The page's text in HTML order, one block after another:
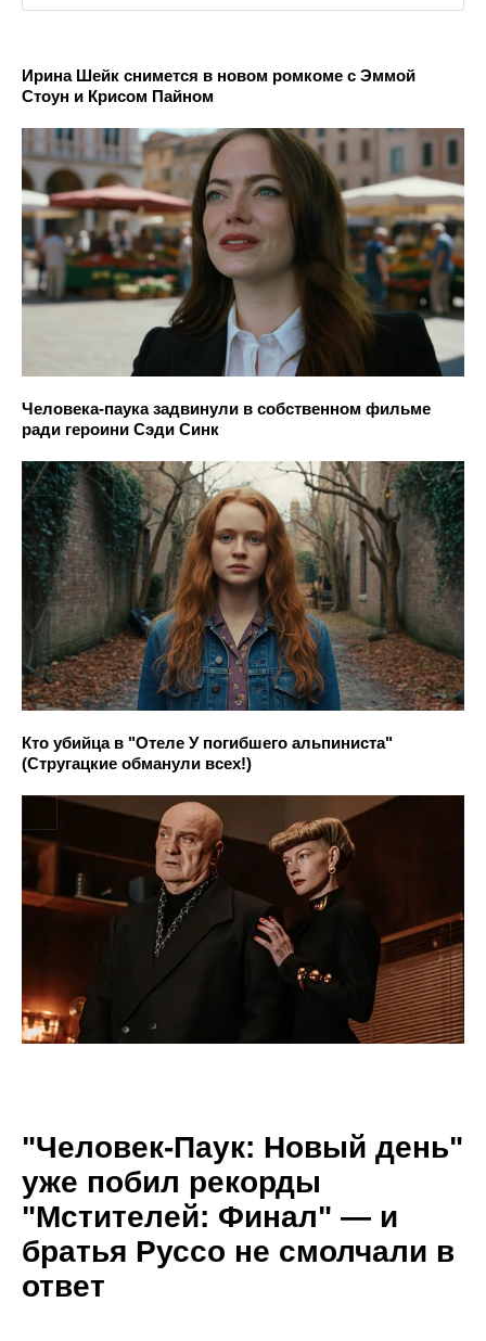
Ирина Шейк снимется в новом ромкоме с Эммой
Стоун и Крисом Пайном
Человека-паука задвинули в собственном фильме
ради героини Сэди Синк
Кто убийца в "Отеле У погибшего альпиниста"
(Стругацкие обманули всех!)
"Человек-Паук: Новый день"
уже побил рекорды
"Мстителей: Финал" — и
братья Руссо не смолчали в
ответ